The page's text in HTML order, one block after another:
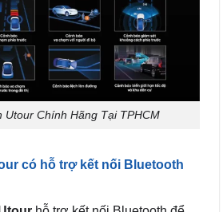
Utour Chính Hãng Tại TPHCM
có hỗ trợ kết nối Bluetooth